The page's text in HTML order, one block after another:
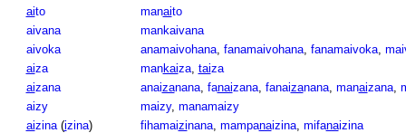
aito manaito
aivana
mankaivana
aivoka
anamaivohana, fanamaivohana, fanamaivoka,
aiza mankaiza, taiza
aizana anaizanana, fanaizana, fanaizanana, manaizana,
aizy
maizy, manamaizy
aizina(izina) fihamaizinana, mampanaizina, mifanaizina